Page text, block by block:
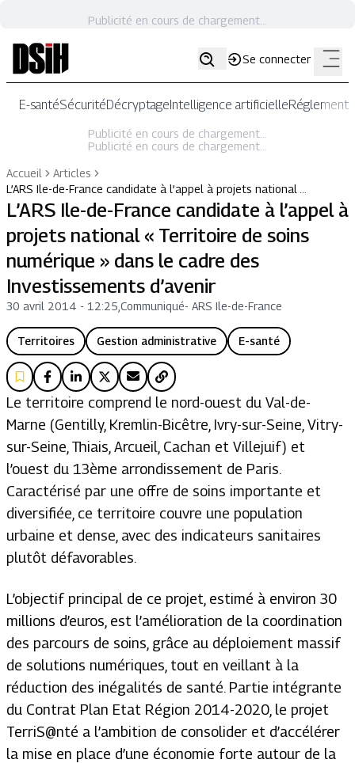
Publicité en cours de chargement...
Se connecter
E-santéSécuritéDécryptageIntelligence artificielle
Publicité en cours de chargement...
Publicité en cours de chargement...
Accueil
Articles
L’ARS Ile-de-France candidate à l’appel à projets national …
L’ARS Ile-de-France candidate à l’appel à
projets national « Territoire de soins
numérique » dans le cadre des
Investissements d’avenir
30 avril 2014 - 12:25 Communiqué- ARS Ile-de-France
Territoires Gestion administrative E-santé
Le territoire comprend le nord-ouest du Val-de-
Marne (Gentilly, Kremlin-Bicêtre, Ivry-sur-Seine, Vitry-
sur-Seine, Thiais, Arcueil, Cachan et Villejuif) et
l’ouest du 13ème arrondissement de Paris.
Caractérisé par une offre de soins importante et
diversifiée, ce territoire couvre une population
urbaine et dense, avec des indicateurs sanitaires
plutôt défavorables.
L’objectif principal de ce projet, estimé à environ 30
millions d’euros, est l’amélioration de la coordination
des parcours de soins, grâce au déploiement massif
de solutions numériques, tout en veillant à la
réduction des inégalités de santé. Partie intégrante
du Contrat Plan Etat Région 2014-2020, le projet
TerriS@nté a l’ambition de consolider et d’accélérer
la mise en place d’une économie forte autour de la